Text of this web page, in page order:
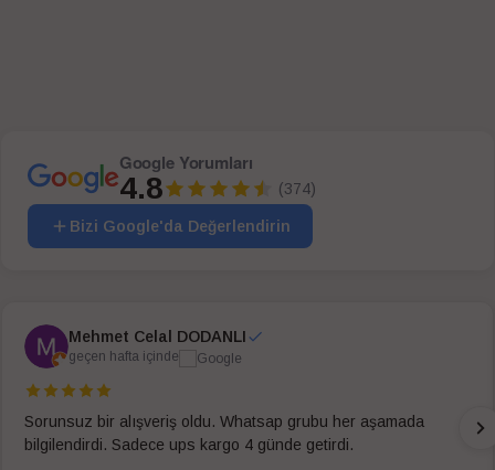
Google Yorumları
4.8 (374)
Bizi Google'da Değerlendirin
Mehmet Celal DODANLI
geçen hafta içinde
Sorunsuz bir alışveriş oldu. Whatsap grubu her aşamada
bilgilendirdi. Sadece ups kargo 4 günde getirdi.